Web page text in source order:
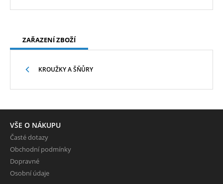
ZAŘAZENÍ ZBOŽÍ
KROUŽKY A ŠŇŮRY
VŠE O NÁKUPU
Časté dotazy
Obchodní podmínky
Dopravné
Osobní údaje